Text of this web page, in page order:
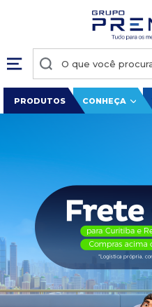
PRODUTOS CONHEÇA